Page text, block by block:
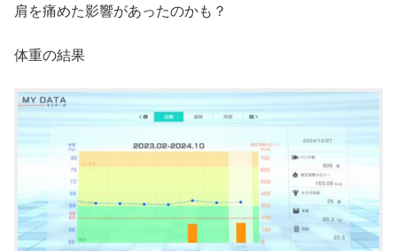
肩を痛めた影響があったのかも？
体重の結果